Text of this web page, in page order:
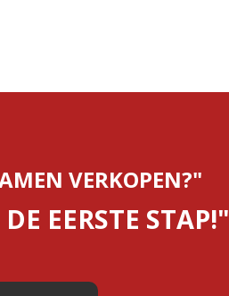
VERKOPEN?"
EERSTE STAP!"